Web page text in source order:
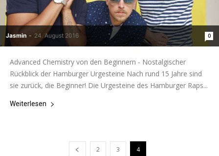
Jasmin - 24. August 2016 0
Advanced Chemistry von den Beginnern - Nostalgischer
Rückblick der Hamburger Urgesteine Nach rund 15 Jahre sind
sie zurück, die Beginner! Die Urgesteine des Hamburger Raps...
Weiterlesen
2 3 4